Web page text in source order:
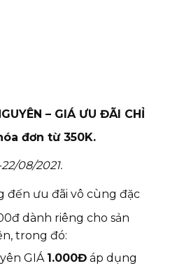
– GIÁ ƯU ĐÃI CHỈ
đơn từ 350K.
08/2021.
đến ưu đãi vô cùng đặc
dành riêng cho sản
trong đó:
GIÁ 1.000Đ áp dụng